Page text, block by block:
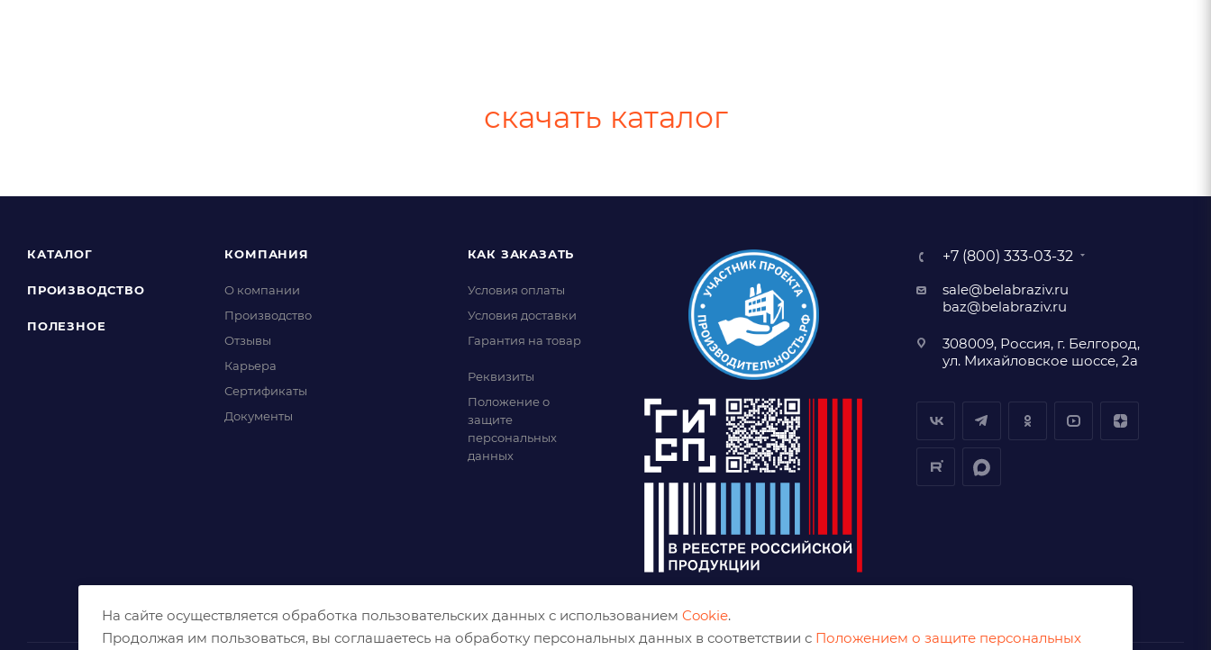
скачать каталог
КАТАЛОГ
ПРОИЗВОДСТВО
ПОЛЕЗНОЕ
КОМПАНИЯ
О компании
Производство
Отзывы
Карьера
Сертификаты
Документы
КАК ЗАКАЗАТЬ
Условия оплаты
Условия доставки
Гарантия на товар
Реквизиты
Положение о
защите
персональных
данных
+7 (800) 333-03-32
sale@belabraziv.ru
baz@belabraziv.ru
308009, Россия, г. Белгород,
ул. Михайловское шоссе, 2а
На сайте осуществляется обработка пользовательских данных с использованием Cookie.
Продолжая им пользоваться, вы соглашаетесь на обработку персональных данных в соответствии с Положением о защите персональных